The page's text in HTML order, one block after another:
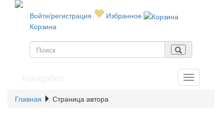
Войти/регистрация
Избранное
Корзина
Главная Страница автора